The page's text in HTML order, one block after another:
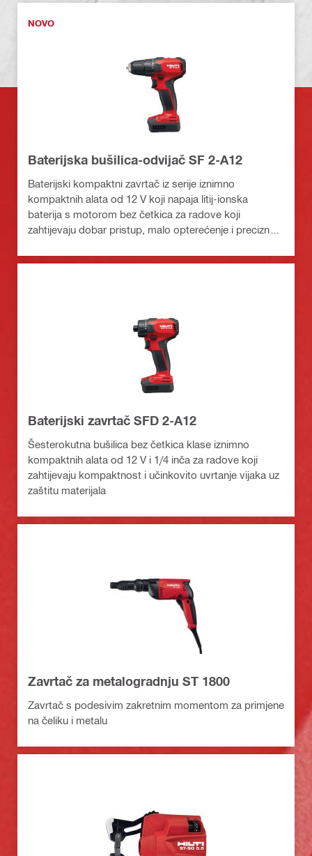
NOVO
Baterijska bušilica-odvijač SF 2-A12
Baterijski kompaktni zavrtač iz serije iznimno
kompaktnih alata od 12 V koji napaja litij-ionska
baterija s motorom bez četkica za radove koji
zahtijevaju dobar pristup, malo opterećenje i preciznu
Baterijski zavrtač SFD 2-A12
Šesterokutna bušilica bez četkica klase iznimno
kompaktnih alata od 12 V i 1/4 inča za radove koji
zahtijevaju kompaktnost i učinkovito uvrtanje vijaka uz
zaštitu materijala
Zavrtač za metalogradnju ST 1800
Zavrtač s podesivim zakretnim momentom za primjene
na čeliku i metalu